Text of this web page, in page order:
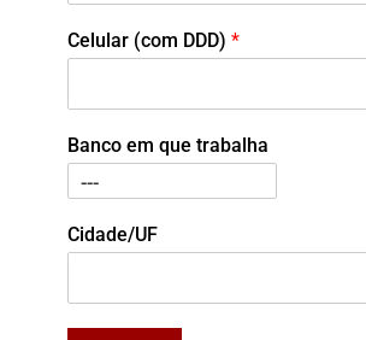
Celular (com DDD) *
Banco em que trabalha
Cidade/UF